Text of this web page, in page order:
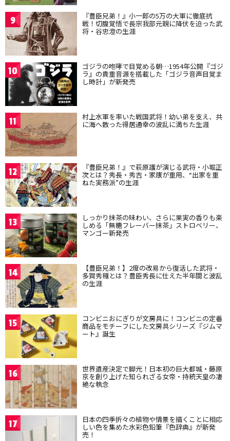
9 『豊臣兄弟！』小一郎の5万の大軍に徹底抗
戦！切腹覚悟で長宗我部元親に降伏を迫った武
将・谷忠澄の生涯
10 ゴジラの咆哮で目覚める朝…1954年公開『ゴジ
ラ』の貴重音源を搭載した「ゴジラ音声目覚ま
し時計」が新発売
11 村上水軍を率いた戦国武将！幼い弟を支え、共
に海へ散った得居通幸の波乱に満ちた生涯
12 『豊臣兄弟！』で萩原護が演じる武将・小堀正
次とは？秀長・秀吉・家康が重用、“出家を重
ねた実務派”の生涯
13 しっかり抹茶の味わい、さらに果実の香りも楽
しめる「無糖フレーバー抹茶」ストロベリー、
マンゴー新発売
14 【豊臣兄弟！】2度の改易から復活した武将・
多賀秀種とは？豊臣秀長に仕えた半年間と波乱
の生涯
15 コンビニおにぎりが文房具に！コンビニの定番
商品をモチーフにした文房具シリーズ『ジムマ
ート』誕生
16 世界遺産決定で脚光！日本初の巨大都城・藤原
京を創り上げた知られざる女帝・持統天皇の凄
絶な執念
17 日本の四季折々の植物や情景を描くことに相応
しい色を集めた水彩色鉛筆『色辞典』が新発
売！